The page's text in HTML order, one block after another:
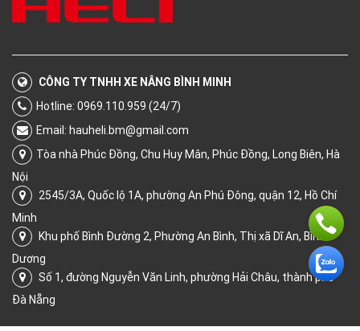
CÔNG TY TNHH XE NÂNG BÌNH MINH
Hotline: 0969.110.959 (24/7)
Email: hauheli.bm@gmail.com
Tòa nhà Phúc Đồng, Chu Huy Mân, Phúc Đồng, Long Biên, Hà
Nội
2545/3A, Quốc lộ 1A, phường An Phú Đông, quận 12, Hồ Chí
Minh
Khu phố Bình Đường 2, Phường An Bình, Thị xã Dĩ An, Bình
Dương
Số 1, đường Nguyễn Văn Linh, phường Hải Châu, thành phố
Đà Nẵng